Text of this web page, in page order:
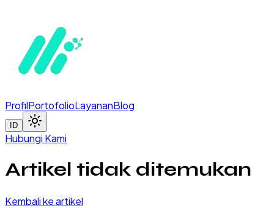
ProfilPortofolioLayananBlog
ID
Hubungi Kami
Artikel tidak ditemukan
Kembali ke artikel